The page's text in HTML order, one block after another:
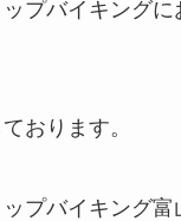
プバイキングに
おります。
プバイキング富